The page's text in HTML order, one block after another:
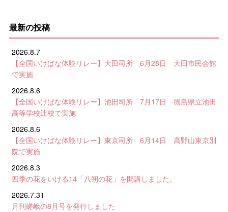
最新の投稿
2026.8.7
【全国いけばな体験リレー】大田司所 6月28日 大田市民会館
で実施
2026.8.6
【全国いけばな体験リレー】池田司所 7月17日 徳島県立池田
高等学校辻校で実施
2026.8.6
【全国いけばな体験リレー】東京司所 6月14日 高野山東京別
院で実施
2026.8.3
四季の花をいける14「八朔の花」を開講しました。
2026.7.31
月刊嵯峨の8月号を発行しました